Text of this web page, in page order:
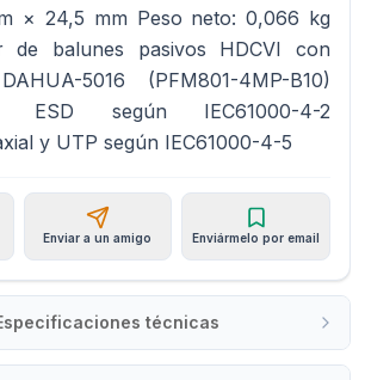
× 24,5 mm Peso neto: 0,066 kg
de balunes pasivos HDCVI con
5016 (PFM801-4MP-B10)
ESD según IEC61000-4-2
y UTP según IEC61000-4-5
Enviar a un amigo Enviármelo por email
técnicas